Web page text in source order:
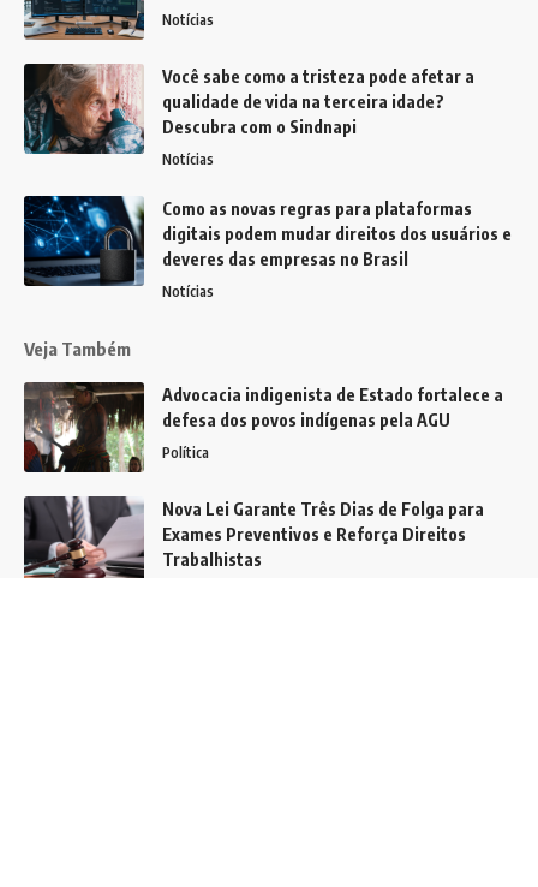
Notícias
Você sabe como a tristeza pode afetar a
qualidade de vida na terceira idade?
Descubra com o Sindnapi
Notícias
Como as novas regras para plataformas
digitais podem mudar direitos dos usuários e
deveres das empresas no Brasil
Notícias
Veja Também
Advocacia indigenista de Estado fortalece a
defesa dos povos indígenas pela AGU
Política
Nova Lei Garante Três Dias de Folga para
Exames Preventivos e Reforça Direitos
Trabalhistas